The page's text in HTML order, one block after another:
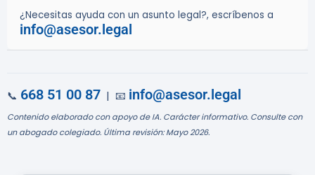
¿Necesitas ayuda con un asunto legal?, escríbenos a
info@asesor.legal
📞 668 51 00 87 | 📧 info@asesor.legal
Contenido elaborado con apoyo de IA. Carácter informativo. Consulte con
un abogado colegiado. Última revisión: Mayo 2026.